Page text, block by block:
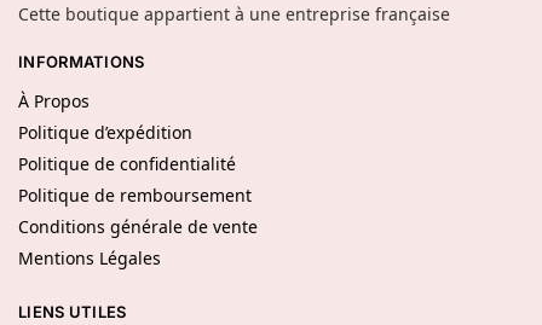
Cette boutique appartient à une entreprise française
INFORMATIONS
À Propos
Politique d’expédition
Politique de confidentialité
Politique de remboursement
Conditions générale de vente
Mentions Légales
LIENS UTILES